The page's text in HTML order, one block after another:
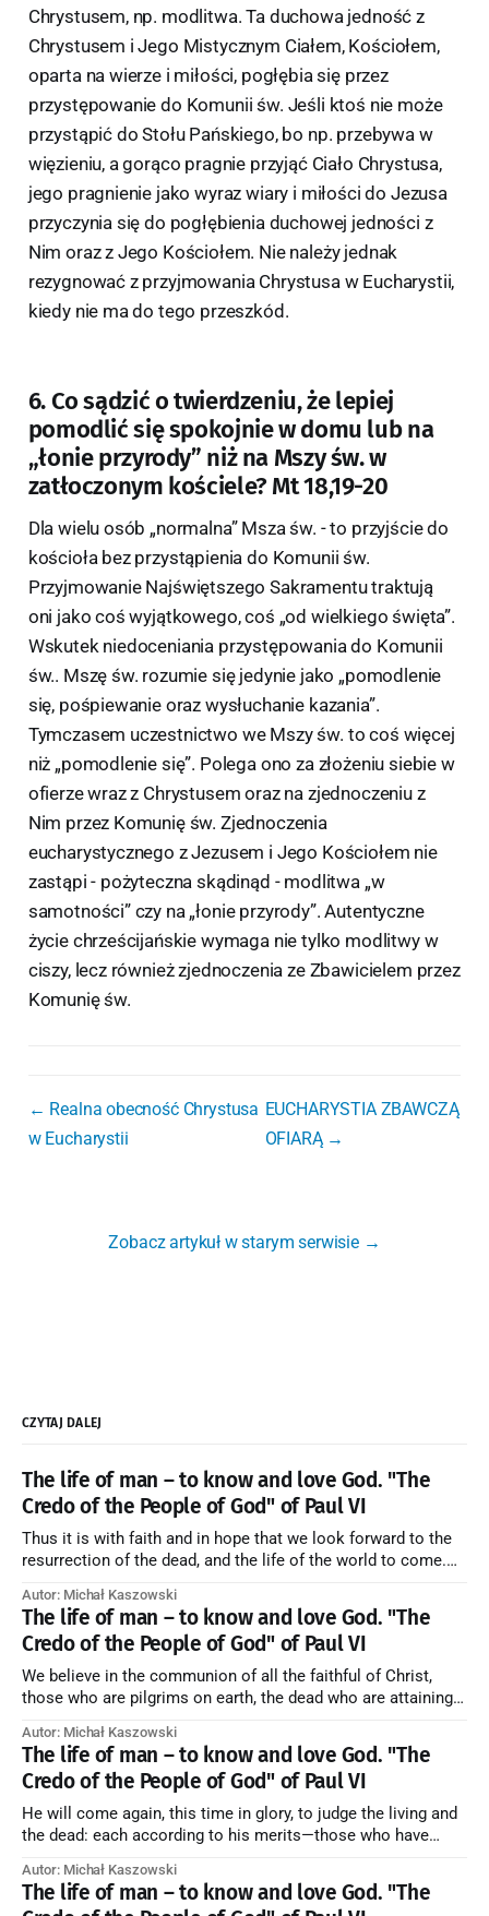
Chrystusem, np. modlitwa. Ta duchowa jedność z
Chrystusem i Jego Mistycznym Ciałem, Kościołem,
oparta na wierze i miłości, pogłębia się przez
przystępowanie do Komunii św. Jeśli ktoś nie może
przystąpić do Stołu Pańskiego, bo np. przebywa w
więzieniu, a gorąco pragnie przyjąć Ciało Chrystusa,
jego pragnienie jako wyraz wiary i miłości do Jezusa
przyczynia się do pogłębienia duchowej jedności z
Nim oraz z Jego Kościołem. Nie należy jednak
rezygnować z przyjmowania Chrystusa w Eucharystii,
kiedy nie ma do tego przeszkód.
6. Co sądzić o twierdzeniu, że lepiej
pomodlić się spokojnie w domu lub na
„łonie przyrody” niż na Mszy św. w
zatłoczonym kościele? Mt 18,19-20
Dla wielu osób „normalna” Msza św. - to przyjście do
kościoła bez przystąpienia do Komunii św.
Przyjmowanie Najświętszego Sakramentu traktują
oni jako coś wyjątkowego, coś „od wielkiego święta”.
Wskutek niedoceniania przystępowania do Komunii
św.. Mszę św. rozumie się jedynie jako „pomodlenie
się, pośpiewanie oraz wysłuchanie kazania”.
Tymczasem uczestnictwo we Mszy św. to coś więcej
niż „pomodlenie się”. Polega ono za złożeniu siebie w
ofierze wraz z Chrystusem oraz na zjednoczeniu z
Nim przez Komunię św. Zjednoczenia
eucharystycznego z Jezusem i Jego Kościołem nie
zastąpi - pożyteczna skądinąd - modlitwa „w
samotności” czy na „łonie przyrody”. Autentyczne
życie chrześcijańskie wymaga nie tylko modlitwy w
ciszy, lecz również zjednoczenia ze Zbawicielem przez
Komunię św.
← Realna obecność Chrystusa
w Eucharystii
EUCHARYSTIA ZBAWCZĄ
OFIARĄ →
Zobacz artykuł w starym serwisie →
CZYTAJ DALEJ
The life of man – to know and love God. "The
Credo of the People of God" of Paul VI
Thus it is with faith and in hope that we look forward to the
resurrection of the dead, and the life of the world to come.
artykuł w starym serwisie →
Autor: Michał Kaszowski
The life of man – to know and love God. "The
Credo of the People of God" of Paul VI
We believe in the communion of all the faithful of Christ,
those who are pilgrims on earth, the dead who are attaining
forming one Church; and we believe that in this communion
the merciful love of God and His saints is
Autor: Michał Kaszowski
The life of man – to know and love God. "The
Credo of the People of God" of Paul VI
He will come again, this time in glory, to judge the living and
the dead: each according to his merits—those who have
those who have refused them to the end going to the fire that
is not
Autor: Michał Kaszowski
The life of man – to know and love God. "The